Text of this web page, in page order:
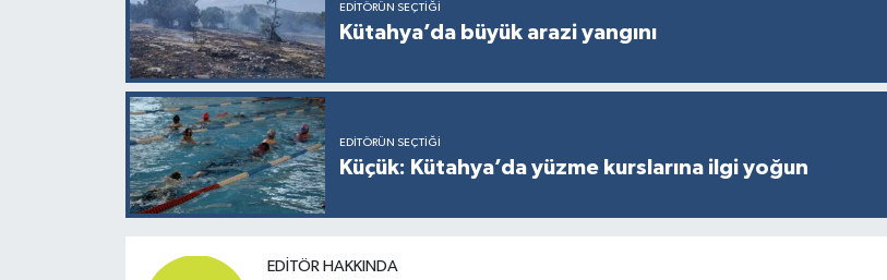
EDITÖRÜN SEÇTIĞI
Kütahya’da büyük arazi yangını
EDITÖRÜN SEÇTIĞI
Küçük: Kütahya’da yüzme kurslarına ilgi yoğun
EDITÖR HAKKINDA